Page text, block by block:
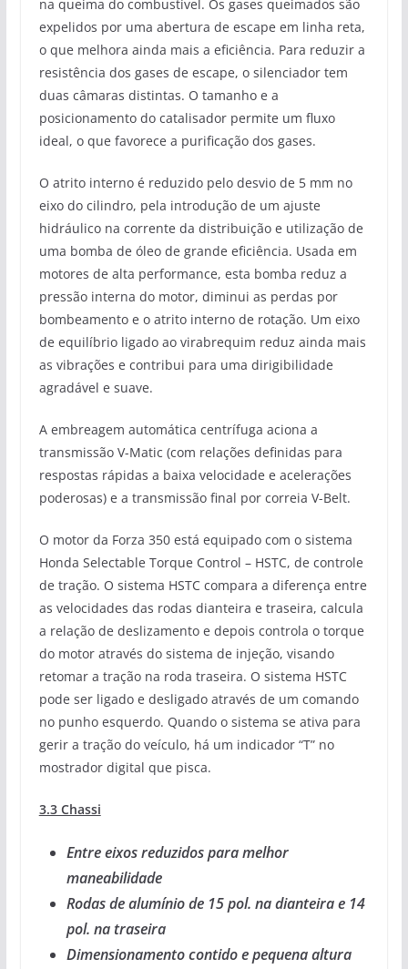
na queima do combustível. Os gases queimados são
expelidos por uma abertura de escape em linha reta,
o que melhora ainda mais a eficiência. Para reduzir a
resistência dos gases de escape, o silenciador tem
duas câmaras distintas. O tamanho e a
posicionamento do catalisador permite um fluxo
ideal, o que favorece a purificação dos gases.
O atrito interno é reduzido pelo desvio de 5 mm no
eixo do cilindro, pela introdução de um ajuste
hidráulico na corrente da distribuição e utilização de
uma bomba de óleo de grande eficiência. Usada em
motores de alta performance, esta bomba reduz a
pressão interna do motor, diminui as perdas por
bombeamento e o atrito interno de rotação. Um eixo
de equilíbrio ligado ao virabrequim reduz ainda mais
as vibrações e contribui para uma dirigibilidade
agradável e suave.
A embreagem automática centrífuga aciona a
transmissão V-Matic (com relações definidas para
respostas rápidas a baixa velocidade e acelerações
poderosas) e a transmissão final por correia V-Belt.
O motor da Forza 350 está equipado com o sistema
Honda Selectable Torque Control – HSTC, de controle
de tração. O sistema HSTC compara a diferença entre
as velocidades das rodas dianteira e traseira, calcula
a relação de deslizamento e depois controla o torque
do motor através do sistema de injeção, visando
retomar a tração na roda traseira. O sistema HSTC
pode ser ligado e desligado através de um comando
no punho esquerdo. Quando o sistema se ativa para
gerir a tração do veículo, há um indicador “T” no
mostrador digital que pisca.
3.3 Chassi
Entre eixos reduzidos para melhor
maneabilidade
Rodas de alumínio de 15 pol. na dianteira e 14
pol. na traseira
Dimensionamento contido e pequena altura